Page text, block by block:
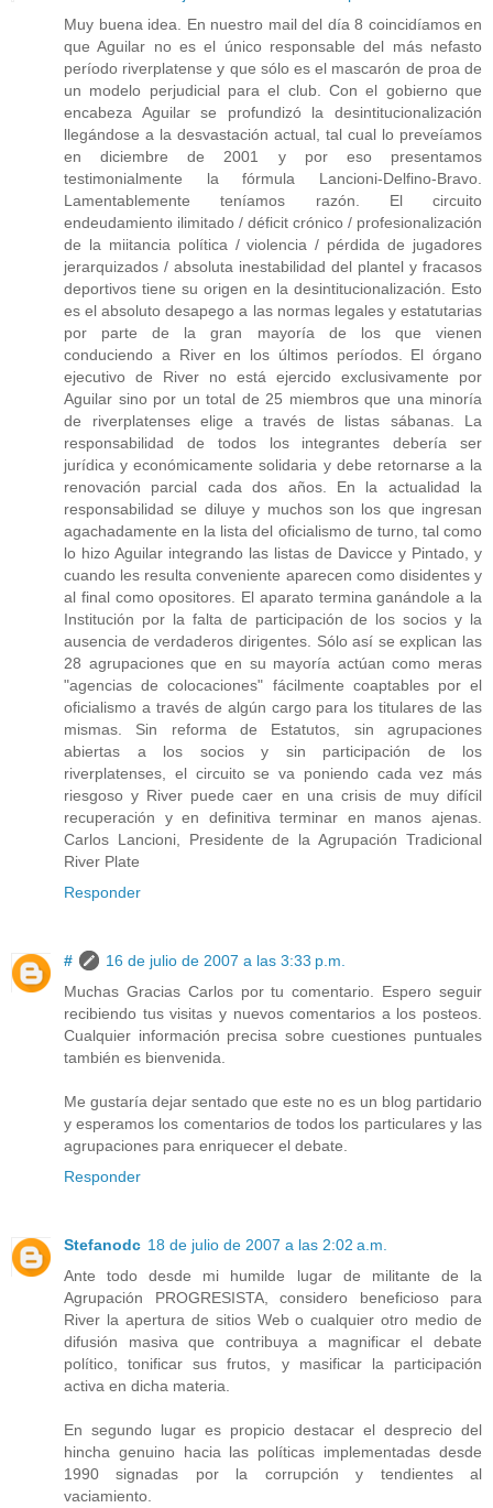
Muy buena idea. En nuestro mail del día 8 coincidíamos en
que Aguilar no es el único responsable del más nefasto
período riverplatense y que sólo es el mascarón de proa de
un modelo perjudicial para el club. Con el gobierno que
encabeza Aguilar se profundizó la desintitucionalización
llegándose a la desvastación actual, tal cual lo preveíamos
en diciembre de 2001 y por eso presentamos
testimonialmente la fórmula Lancioni-Delfino-Bravo.
Lamentablemente teníamos razón. El circuito
endeudamiento ilimitado / déficit crónico / profesionalización
de la miitancia política / violencia / pérdida de jugadores
jerarquizados / absoluta inestabilidad del plantel y fracasos
deportivos tiene su origen en la desintitucionalización. Esto
es el absoluto desapego a las normas legales y estatutarias
por parte de la gran mayoría de los que vienen
conduciendo a River en los últimos períodos. El órgano
ejecutivo de River no está ejercido exclusivamente por
Aguilar sino por un total de 25 miembros que una minoría
de riverplatenses elige a través de listas sábanas. La
responsabilidad de todos los integrantes debería ser
jurídica y económicamente solidaria y debe retornarse a la
renovación parcial cada dos años. En la actualidad la
responsabilidad se diluye y muchos son los que ingresan
agachadamente en la lista del oficialismo de turno, tal como
lo hizo Aguilar integrando las listas de Davicce y Pintado, y
cuando les resulta conveniente aparecen como disidentes y
al final como opositores. El aparato termina ganándole a la
Institución por la falta de participación de los socios y la
ausencia de verdaderos dirigentes. Sólo así se explican las
28 agrupaciones que en su mayoría actúan como meras
"agencias de colocaciones" fácilmente coaptables por el
oficialismo a través de algún cargo para los titulares de las
mismas. Sin reforma de Estatutos, sin agrupaciones
abiertas a los socios y sin participación de los
riverplatenses, el circuito se va poniendo cada vez más
riesgoso y River puede caer en una crisis de muy difícil
recuperación y en definitiva terminar en manos ajenas.
Carlos Lancioni, Presidente de la Agrupación Tradicional
River Plate
Responder
#
16 de julio de 2007 a las 3:33 p.m.
Muchas Gracias Carlos por tu comentario. Espero seguir
recibiendo tus visitas y nuevos comentarios a los posteos.
Cualquier información precisa sobre cuestiones puntuales
también es bienvenida.
Me gustaría dejar sentado que este no es un blog partidario
y esperamos los comentarios de todos los particulares y las
agrupaciones para enriquecer el debate.
Responder
Stefanodc 18 de julio de 2007 a las 2:02 a.m.
Ante todo desde mi humilde lugar de militante de la
Agrupación PROGRESISTA, considero beneficioso para
River la apertura de sitios Web o cualquier otro medio de
difusión masiva que contribuya a magnificar el debate
político, tonificar sus frutos, y masificar la participación
activa en dicha materia.
En segundo lugar es propicio destacar el desprecio del
hincha genuino hacia las políticas implementadas desde
1990 signadas por la corrupción y tendientes al
vaciamiento.